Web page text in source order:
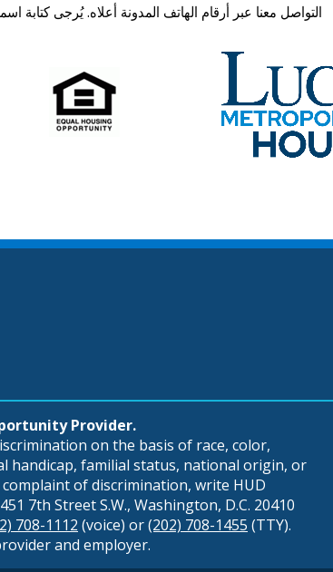
التواصل معنا عبر أرقام الهاتف المدونة أعلاه. يُرجى
Provider.
on the basis of race, color,
handicap, familial status, national origin, or
of discrimination, write HUD
7th Street S.W., Washington, D.C. 20410
708-1112 (voice) or(202) 708-1455 (TTY).
and employer.